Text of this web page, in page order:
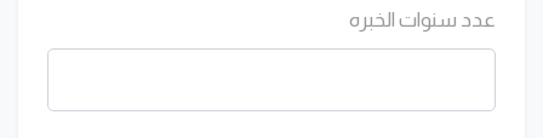
عدد سنوات الخبره